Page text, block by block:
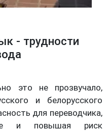
- трудности
это не прозвучало,
и белорусского
для переводчика,
и повышая риск